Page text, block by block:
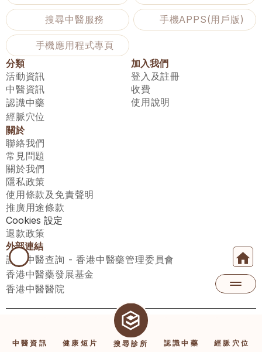
中醫資訊 健康短片 搜尋診所 認識中藥 經脈穴位
搜尋中醫服務 手機APPS(用戶版)
手機應用程式專頁
分類
活動資訊
中醫資訊
認識中藥
經脈穴位
加入我們
登入及註冊
收費
使用說明
關於
聯絡我們
常見問題
關於我們
隱私政策
使用條款及免責聲明
推廣用途條款
Cookies 設定
退款政策
外部連結
註冊中醫查詢 - 香港中醫藥管理委員會
香港中醫藥發展基金
香港中醫醫院
醫師匯有限公司 ECWAY LIMITED Copyright 2026© All rights
reserved. 台灣地區：統一編號：00531876 稅籍編號：A100320069